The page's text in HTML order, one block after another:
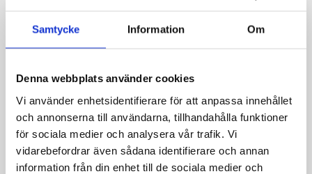
Samtycke Information Om
Denna webbplats använder cookies
Vi använder enhetsidentifierare för att anpassa innehållet
och annonserna till användarna, tillhandahålla funktioner
för sociala medier och analysera vår trafik. Vi
vidarebefordrar även sådana identifierare och annan
information från din enhet till de sociala medier och
Telefon
Meddelande *